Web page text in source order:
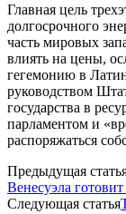
Главная цель
долгосрочного
часть мировых
влиять на цены,
гегемонию в
руководством
государства в
парламентом и
распоряжаться
Предыдущая
Венесуэла
Следующая статья